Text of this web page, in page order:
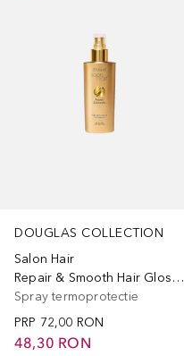
DOUGLAS COLLECTION
Salon Hair
Repair & Smooth Hair Gloss Spray
Spray termoprotectie
PRP 72,00 RON
48,30 RON